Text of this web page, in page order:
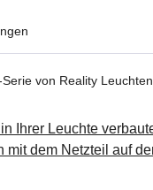
von Reality Leuchten.
Ihrer Leuchte
dem Netzteil auf